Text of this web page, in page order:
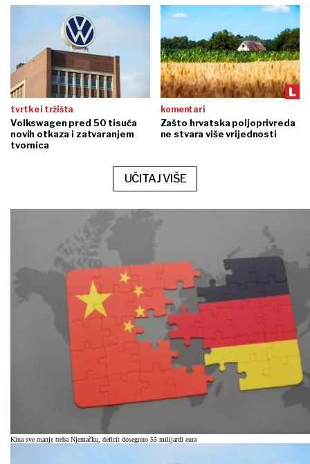
tvrtke i tržišta
Volkswagen pred 50 tisuća
novih otkaza i zatvaranjem
tvornica
komentari
Zašto hrvatska poljoprivreda
ne stvara više vrijednosti
UČITAJ VIŠE
Kina sve manje treba Njemačku, deficit dosegnuo 55 milijardi eura